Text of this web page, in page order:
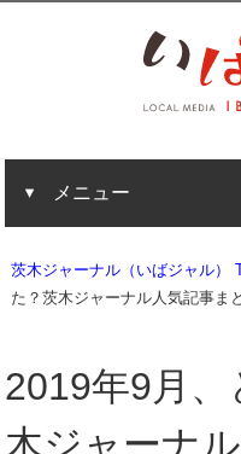
メニュー
茨木ジャーナル（いばジャル）
た？茨木ジャーナル人気記事ま
2019年9月
木ジャーナ